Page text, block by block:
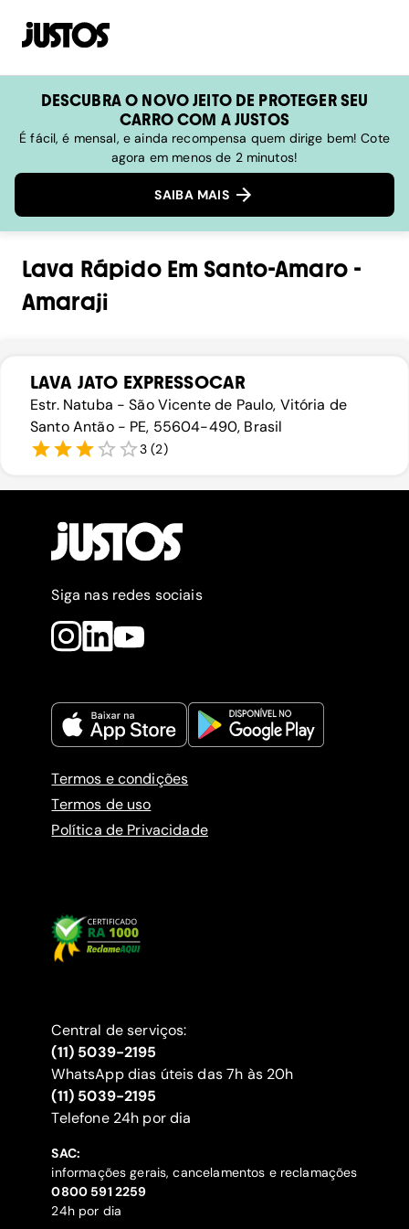
DESCUBRA O NOVO JEITO DE PROTEGER SEU
CARRO COM A JUSTOS
É fácil, é mensal, e ainda recompensa quem dirige bem! Cote
agora em menos de 2 minutos!
SAIBA MAIS
Lava RápidoEm Santo-Amaro-
Amaraji
LAVA JATO EXPRESSOCAR
Estr. Natuba - São Vicente de Paulo, Vitória de
Santo Antão - PE, 55604-490, Brasil
3 (2)
Siga nas redes sociais
Termos e condições
Termos de uso
Política de Privacidade
Central de serviços:
(11) 5039-2195
WhatsApp dias úteis das 7h às 20h
(11) 5039-2195
‍Telefone 24h por dia
SAC:
informações gerais, cancelamentos e reclamações
‍0800 591 2259
24h por dia